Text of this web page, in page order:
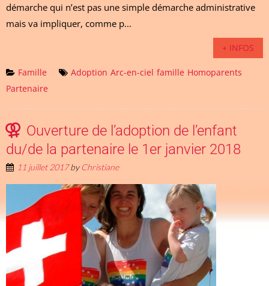
démarche qui n’est pas une simple démarche administrative
mais va impliquer, comme p...
+ INFOS
Famille Adoption Arc-en-ciel famille Homoparents
Partenaire
Ouverture de l’adoption de l’enfant
du/de la partenaire le 1er janvier 2018
11 juillet 2017byChristiane